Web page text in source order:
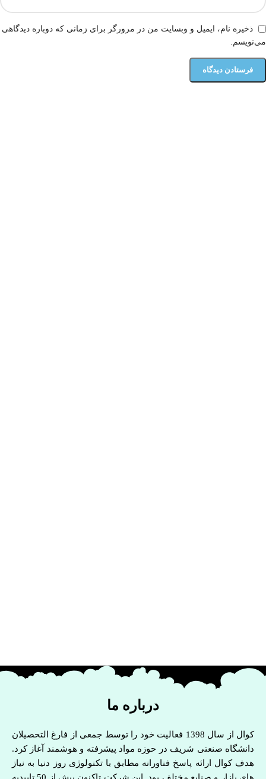
ذخیره نام، ایمیل و وبسایت من در مرورگر برای زمانی که دوباره دیدگاهی
می‌نویسم.
درباره ما
کوال از سال 1398 فعالیت خود را توسط جمعی از فارغ التحصیلان
دانشگاه صنعتی شریف در حوزه مواد پیشرفته و هوشمند آغاز کرد.
هدف کوال ارائه پاسخ فناورانه مطابق با تکنولوژی روز دنیا به نیاز